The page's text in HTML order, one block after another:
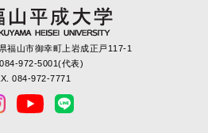
福山市御幸町上岩成正戸117-1
972-5001(代表)
084-972-7771